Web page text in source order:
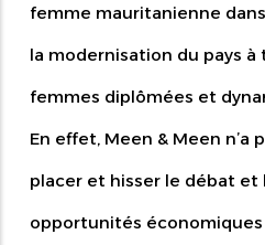
femme mauritanienne
la modernisation du pays à
femmes diplômées et
En effet, Meen & Meen n’a
placer et hisser le débat et
opportunités